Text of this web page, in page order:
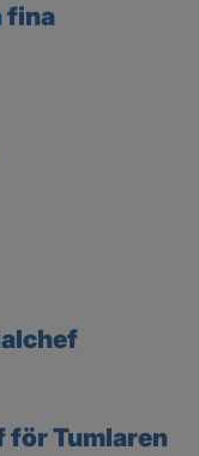
fina
för Tumlaren